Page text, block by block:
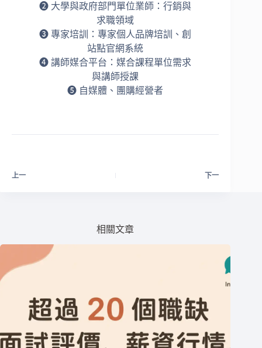
➋ 大學與政府部門單位業師：行銷與
求職領域
➌ 專家培訓：專家個人品牌培訓、創
站點官網系統
➍ 講師媒合平台：媒合課程單位需求
與講師授課
➎ 自媒體、團購經營者
上一 下一
相關文章